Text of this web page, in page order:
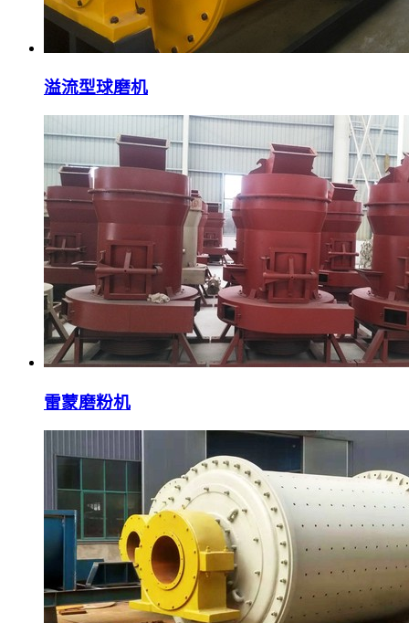
溢流型球磨机
雷蒙磨粉机